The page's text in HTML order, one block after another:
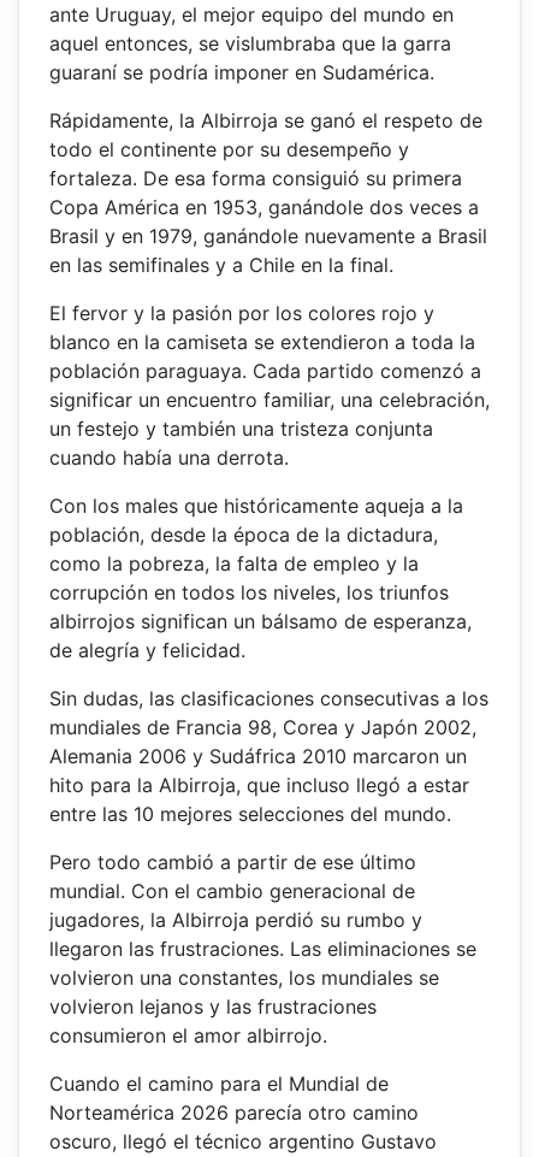
ante Uruguay, el mejor equipo del mundo en
aquel entonces, se vislumbraba que la garra
guaraní se podría imponer en Sudamérica.
Rápidamente, la Albirroja se ganó el respeto de
todo el continente por su desempeño y
fortaleza. De esa forma consiguió su primera
Copa América en 1953, ganándole dos veces a
Brasil y en 1979, ganándole nuevamente a Brasil
en las semifinales y a Chile en la final.
El fervor y la pasión por los colores rojo y
blanco en la camiseta se extendieron a toda la
población paraguaya. Cada partido comenzó a
significar un encuentro familiar, una celebración,
un festejo y también una tristeza conjunta
cuando había una derrota.
Con los males que históricamente aqueja a la
población, desde la época de la dictadura,
como la pobreza, la falta de empleo y la
corrupción en todos los niveles, los triunfos
albirrojos significan un bálsamo de esperanza,
de alegría y felicidad.
Sin dudas, las clasificaciones consecutivas a los
mundiales de Francia 98, Corea y Japón 2002,
Alemania 2006 y Sudáfrica 2010 marcaron un
hito para la Albirroja, que incluso llegó a estar
entre las 10 mejores selecciones del mundo.
Pero todo cambió a partir de ese último
mundial. Con el cambio generacional de
jugadores, la Albirroja perdió su rumbo y
llegaron las frustraciones. Las eliminaciones se
volvieron una constantes, los mundiales se
volvieron lejanos y las frustraciones
consumieron el amor albirrojo.
Cuando el camino para el Mundial de
Norteamérica 2026 parecía otro camino
oscuro, llegó el técnico argentino Gustavo